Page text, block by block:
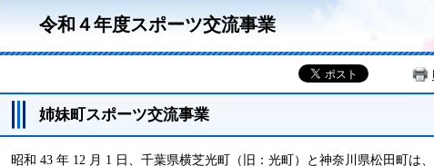
令和４年度スポーツ交流事業
姉妹町スポーツ交流事業
昭和 43 年 12 月 1 日、千葉県横芝光町（旧：光町）と神奈川県松田町は